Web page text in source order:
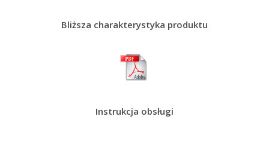
Bliższa charakterystyka produktu
Instrukcja obsługi